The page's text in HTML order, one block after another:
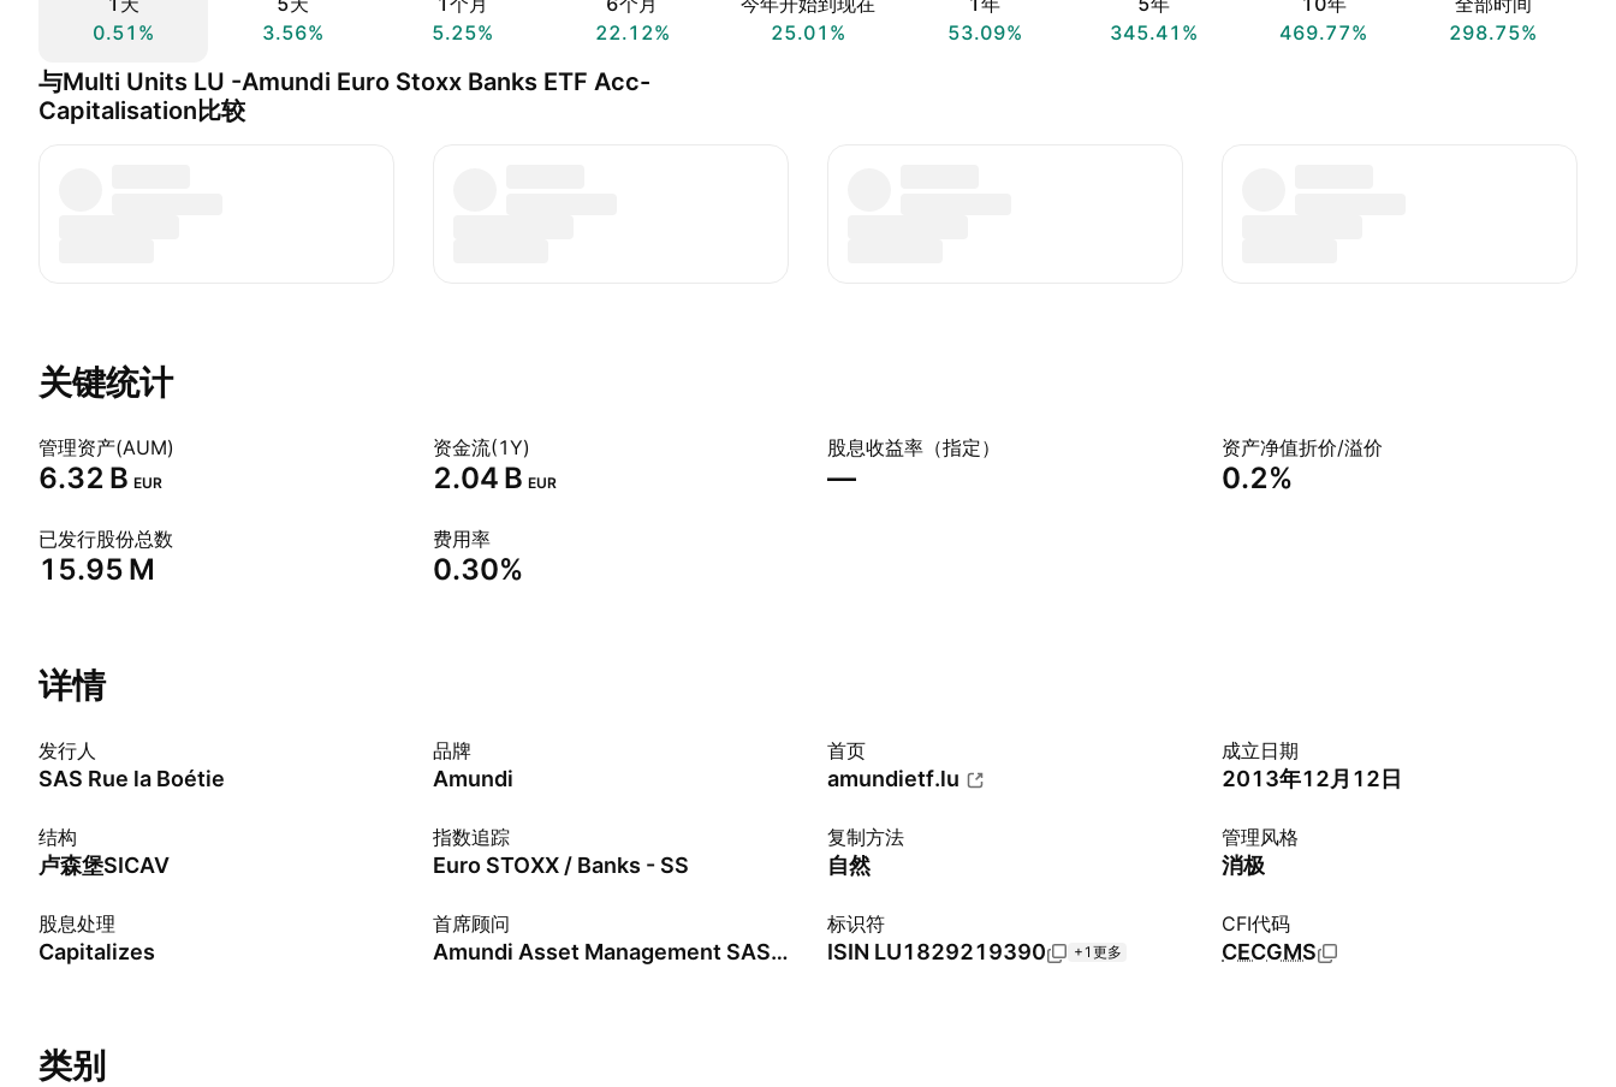
0.51%
3.56%
5.25%
22.12%
25.01%
53.09%
345.41%
469.77%
298.75%
与Multi Units LU -Amundi Euro Stoxx Banks ETF Acc-
Capitalisation比较
关键统计
管理资产(AUM)
‪6.32 B‬ EUR
资金流(1Y)
‪2.04 B‬ EUR
股息收益率（指定）
—
资产净值折价/溢价
0.2%
已发行股份总数
‪15.95 M‬
费用率
0.30%
详情
发行人
SAS Rue la Boétie
品牌
Amundi
首页
amundietf.lu
成立日期
2013年12月12日
结构
卢森堡SICAV
指数追踪
Euro STOXX / Banks - SS
复制方法
自然
管理风格
消极
股息处理
Capitalizes
首席顾问
Amundi Asset Management SAS (Investment Management)
标识符
ISIN LU1829219390 +1更多
CFI代码
CECGMS
类别